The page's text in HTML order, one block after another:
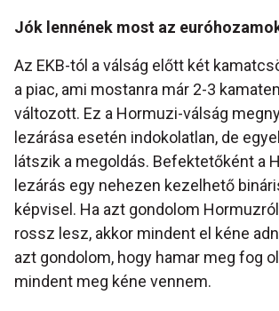
Jók lennének most az
Az EKB-tól a válság előtt két
a piac, ami mostanra már 2-3
változott. Ez a Hormuzi-válság
lezárása esetén indokolatlan, de
látszik a megoldás. Befektetőként a
lezárás egy nehezen kezelhető
képvisel. Ha azt gondolom
rossz lesz, akkor mindent el kéne
azt gondolom, hogy hamar meg fog
mindent meg kéne vennem.